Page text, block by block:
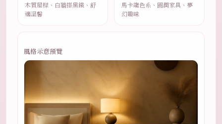
木質屋樑、白牆搭黑鐵、舒
適溫馨
馬卡龍色系、圓潤家具、夢
幻趣味
風格示意預覽